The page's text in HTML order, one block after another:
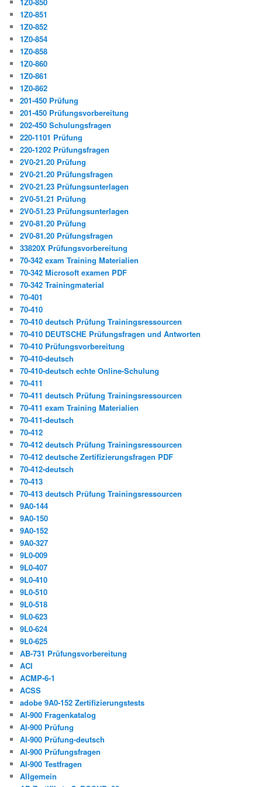
1Z0-850
1Z0-851
1Z0-852
1Z0-854
1Z0-858
1Z0-860
1Z0-861
1Z0-862
201-450 Prüfung
201-450 Prüfungsvorbereitung
202-450 Schulungsfragen
220-1101 Prüfung
220-1202 Prüfungsfragen
2V0-21.20 Prüfung
2V0-21.20 Prüfungsfragen
2V0-21.23 Prüfungsunterlagen
2V0-51.21 Prüfung
2V0-51.23 Prüfungsunterlagen
2V0-81.20 Prüfung
2V0-81.20 Prüfungsfragen
33820X Prüfungsvorbereitung
70-342 exam Training Materialien
70-342 Microsoft examen PDF
70-342 Trainingmaterial
70-401
70-410
70-410 deutsch Prüfung Trainingsressourcen
70-410 DEUTSCHE Prüfungsfragen und Antworten
70-410 Prüfungsvorbereitung
70-410-deutsch
70-410-deutsch echte Online-Schulung
70-411
70-411 deutsch Prüfung Trainingsressourcen
70-411 exam Training Materialien
70-411-deutsch
70-412
70-412 deutsch Prüfung Trainingsressourcen
70-412 deutsche Zertifizierungsfragen PDF
70-412-deutsch
70-413
70-413 deutsch Prüfung Trainingsressourcen
9A0-144
9A0-150
9A0-152
9A0-327
9L0-009
9L0-407
9L0-410
9L0-510
9L0-518
9L0-623
9L0-624
9L0-625
AB-731 Prüfungsvorbereitung
ACI
ACMP-6-1
ACSS
adobe 9A0-152 Zertifizierungstests
AI-900 Fragenkatalog
AI-900 Prüfung
AI-900 Prüfung-deutsch
AI-900 Prüfungsfragen
AI-900 Testfragen
Allgemein